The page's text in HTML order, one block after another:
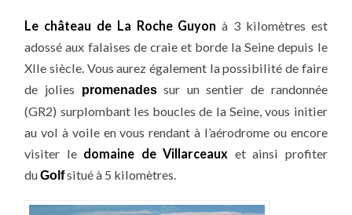
Le château de La Roche Guyon à 3 kilomètres est
adossé aux falaises de craie et borde la Seine depuis le
XIIe siècle. Vous aurez également la possibilité de faire
de jolies
promenadessur un sentier de randonnée
(GR2) surplombant les boucles de la Seine, vous initier
au vol à voile en vous rendant à l’aérodrome ou encore
visiter le domaine de Villarceaux et ainsi profiter
duGolfsitué à 5 kilomètres.